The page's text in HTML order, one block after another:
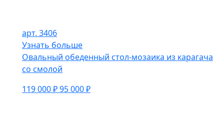
арт. 3406
Узнать больше
Овальный обеденный стол-мозаика из карагача
со смолой
119 000 ₽95 000 ₽